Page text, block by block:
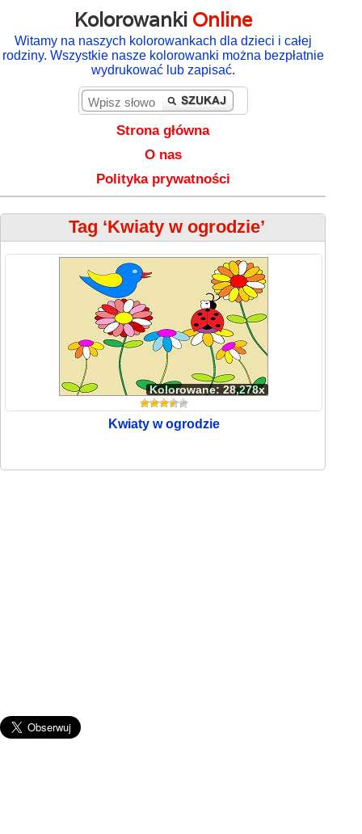
Kolorowanki Online
Witamy na naszych kolorowankach dla dzieci i całej
rodziny. Wszystkie nasze kolorowanki można bezpłatnie
wydrukować lub zapisać.
Strona główna
O nas
Polityka prywatności
Tag ‘Kwiaty w ogrodzie’
Kolorowane: 28,278x
Kwiaty w ogrodzie